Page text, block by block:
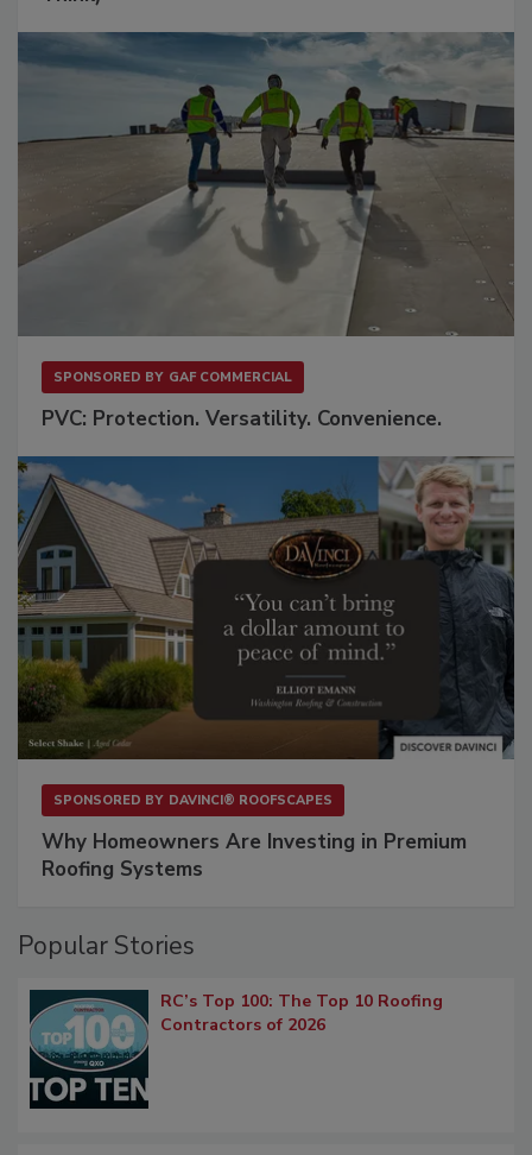
SPONSORED BY GAF COMMERCIAL
PVC: Protection. Versatility. Convenience.
SPONSORED BY DAVINCI® ROOFSCAPES
Why Homeowners Are Investing in Premium
Roofing Systems
Popular Stories
RC’s Top 100: The Top 10 Roofing
Contractors of 2026